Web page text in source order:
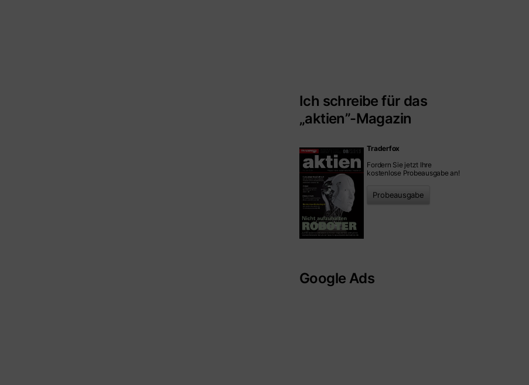
Ich schreibe für das
„aktien”-Magazin
Traderfox
Fordern Sie jetzt Ihre
kostenlose Probeausgabe an!
Probeausgabe
Google Ads